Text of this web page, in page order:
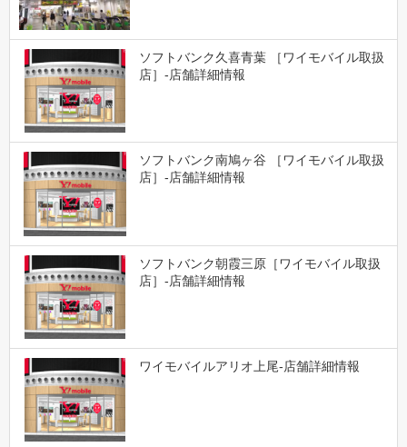
ソフトバンク久喜青葉 ［ワイモバイル取扱
店］-店舗詳細情報
ソフトバンク南鳩ヶ谷 ［ワイモバイル取扱
店］-店舗詳細情報
ソフトバンク朝霞三原［ワイモバイル取扱
店］-店舗詳細情報
ワイモバイルアリオ上尾-店舗詳細情報